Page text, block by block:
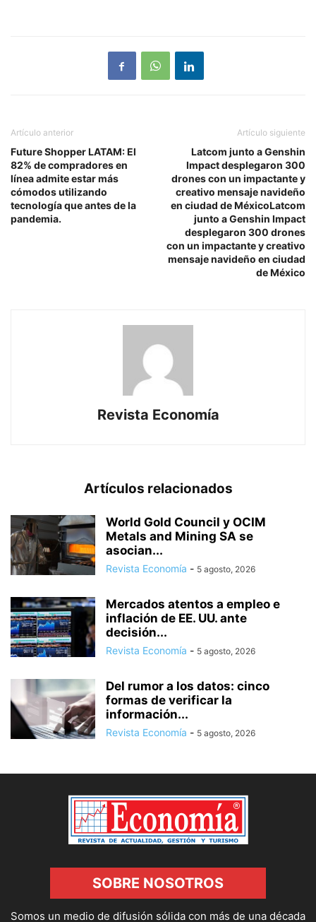
Artículo anterior
Future Shopper LATAM: El
82% de compradores en
línea admite estar más
cómodos utilizando
tecnología que antes de la
pandemia.
Artículo siguiente
Latcom junto a Genshin
Impact desplegaron 300
drones con un impactante y
creativo mensaje navideño
en ciudad de MéxicoLatcom
junto a Genshin Impact
desplegaron 300 drones
con un impactante y creativo
mensaje navideño en ciudad
de México
Revista Economía
Artículos relacionados
World Gold Council y OCIM
Metals and Mining SA se
asocian...
Revista Economía - 5 agosto, 2026
Mercados atentos a empleo e
inflación de EE. UU. ante
decisión...
Revista Economía - 5 agosto, 2026
Del rumor a los datos: cinco
formas de verificar la
información...
Revista Economía - 5 agosto, 2026
SOBRE NOSOTROS
Somos un medio de difusión sólida con más de una década